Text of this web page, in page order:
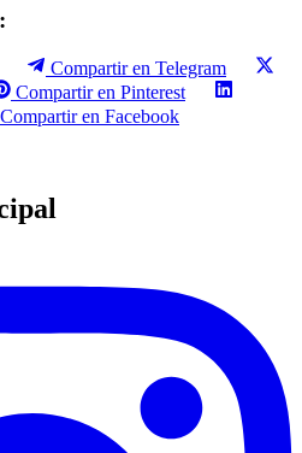
Compartir en Telegram
Compartir en Pinterest
Compartir en Facebook